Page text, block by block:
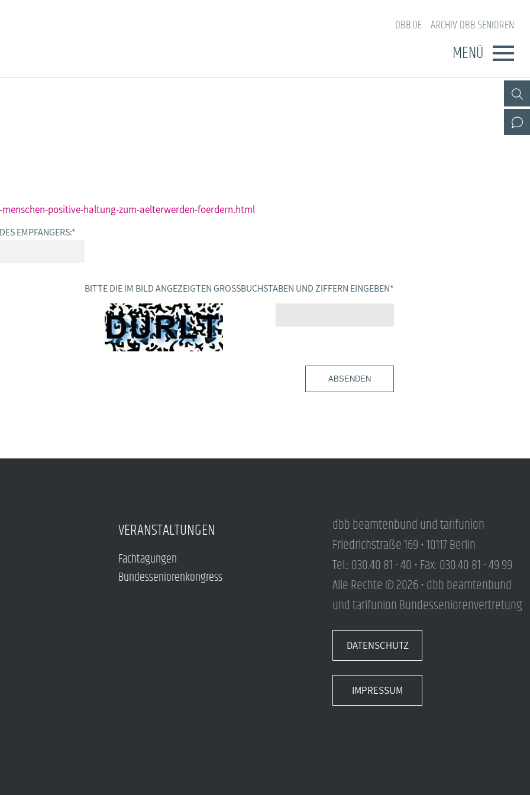
DBB.DE ARCHIV DBB SENIOREN
MENÜ
Geschäftsführung
Bundesseniorenkongress
positive-haltung-zum-aelterwerden-foerdern.html
EMPFÄNGERS:*
BITTE DIE IM BILD ANGEZEIGTEN GROSSBUCHSTABEN UND ZIFFERN EINGEBEN *
ABSENDEN
VERANSTALTUNGEN
Fachtagungen
Bundesseniorenkongress
dbb beamtenbund und tarifunion
Friedrichstraße 169 • 10117 Berlin
Tel.: 030.40 81 - 40 • Fax: 030.40 81 - 49 99
Alle Rechte © 2026 • dbb beamtenbund
und tarifunion Bundesseniorenvertretung
DATENSCHUTZ
IMPRESSUM